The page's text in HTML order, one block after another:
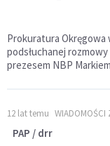
Prokuratura Okręgowa
podsłuchanej
prezesem NBP
12 lat temu WIADOMOŚCI
PAP / drr